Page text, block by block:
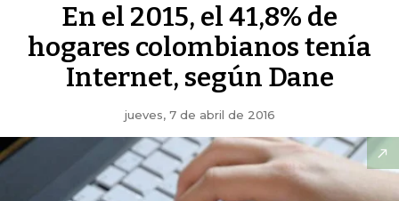
En el 2015, el 41,8% de
hogares colombianos tenía
Internet, según Dane
jueves, 7 de abril de 2016